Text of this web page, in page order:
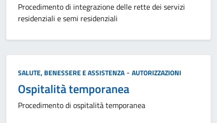
Procedimento di integrazione delle rette dei servizi
residenziali e semi residenziali
Categoria:
SALUTE, BENESSERE E ASSISTENZA - AUTORIZZAZIONI
Ospitalità temporanea
Procedimento di ospitalità temporanea